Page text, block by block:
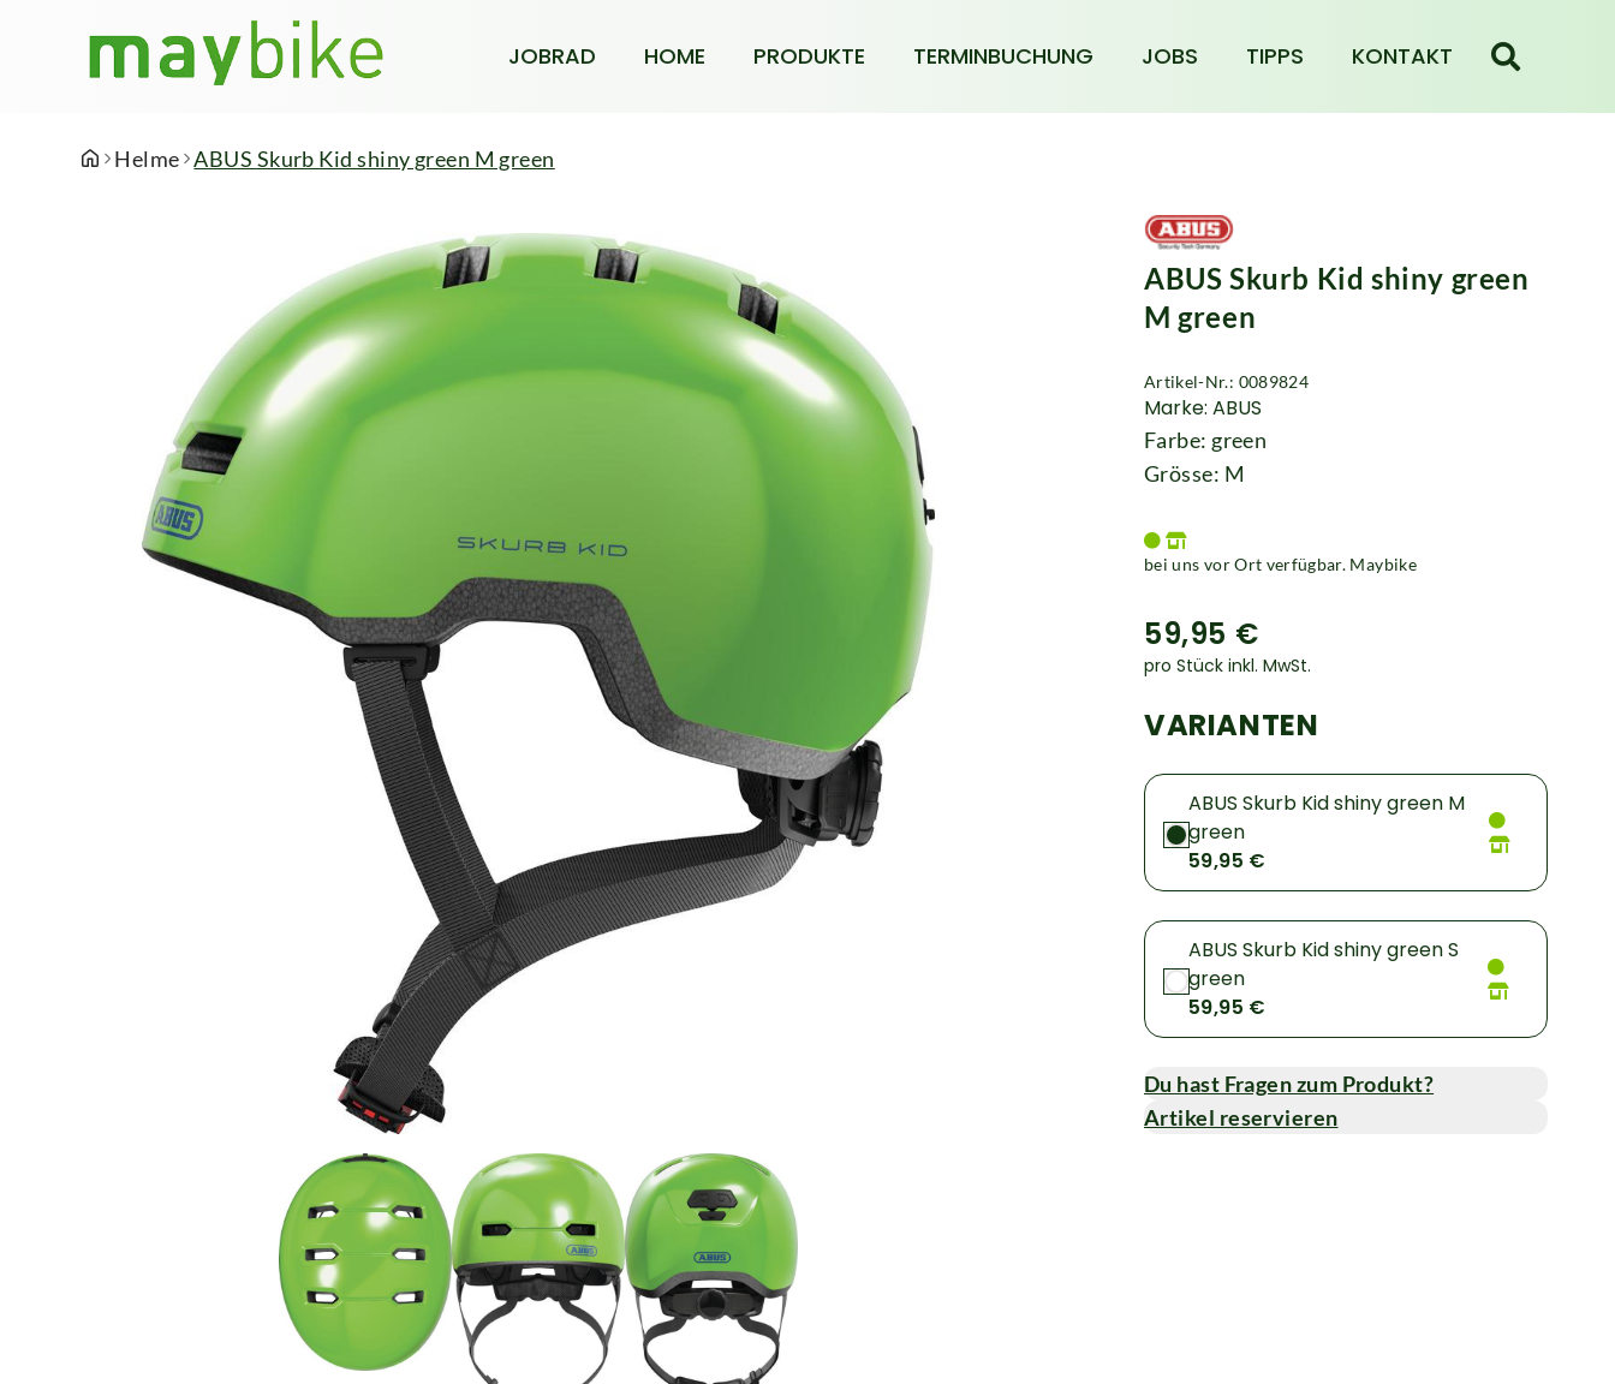
JOBRAD HOME PRODUKTE TERMINBUCHUNG JOBS TIPPS KONTAKT
Helme ABUS Skurb Kid shiny green M green
ABUS Skurb Kid shiny green
M green
Artikel-Nr.: 0089824
Marke: ABUS
Farbe: green
Grösse: M
bei uns vor Ort verfügbar. Maybike
59,95 €
pro Stück inkl. MwSt.
VARIANTEN
ABUS Skurb Kid shiny green M
green
59,95 €
ABUS Skurb Kid shiny green S
green
59,95 €
Du hast Fragen zum Produkt?
Artikel reservieren